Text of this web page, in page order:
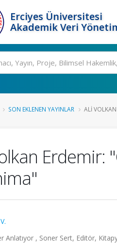
Erciyes Üniversitesi
Akademik Veri
SON EKLENEN YAYINLAR ALI VOLKAN
Erdemir:
Anlatıyor , Soner Sert, Editör,